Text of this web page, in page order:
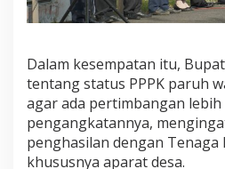
Dalam kesempatan itu,
tentang status PPPK paruh
agar ada pertimbangan
pengangkatannya,
penghasilan dengan Tenaga
khususnya aparat desa.